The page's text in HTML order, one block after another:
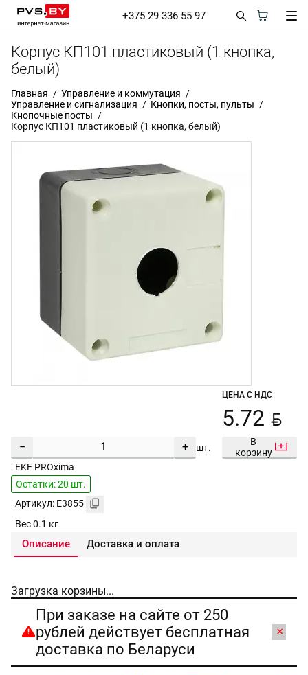
+375 29 336 55 97
Корпус КП101 пластиковый (1 кнопка,
белый)
Главная
Управление и коммутация
Управление и сигнализация
Кнопки, посты, пульты
Кнопочные посты
Корпус КП101 пластиковый (1 кнопка, белый)
− + шт.
ЦЕНА С НДС
5.72 BYN
В
корзину
EKF PROxima
Остатки: 20 шт.
Артикул: E3855
Вес 0.1 кг
Описание Доставка и оплата
Загрузка корзины...
При заказе на сайте от 250
рублей действует бесплатная
доставка по Беларуси
×